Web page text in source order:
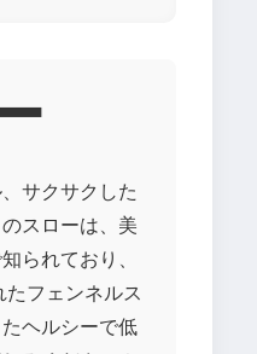
サクサクした
スローは、美
られており、
フェンネルス
ヘルシーで低